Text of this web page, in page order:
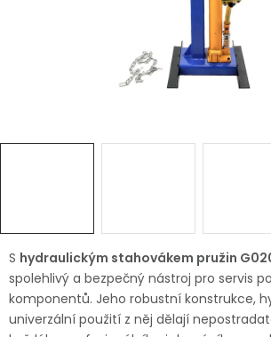
Značky
S hydraulickým stahovákem pružin
spolehlivý a bezpečný nástroj pro servis
komponentů. Jeho robustní konstrukce,
univerzální použití z něj dělají